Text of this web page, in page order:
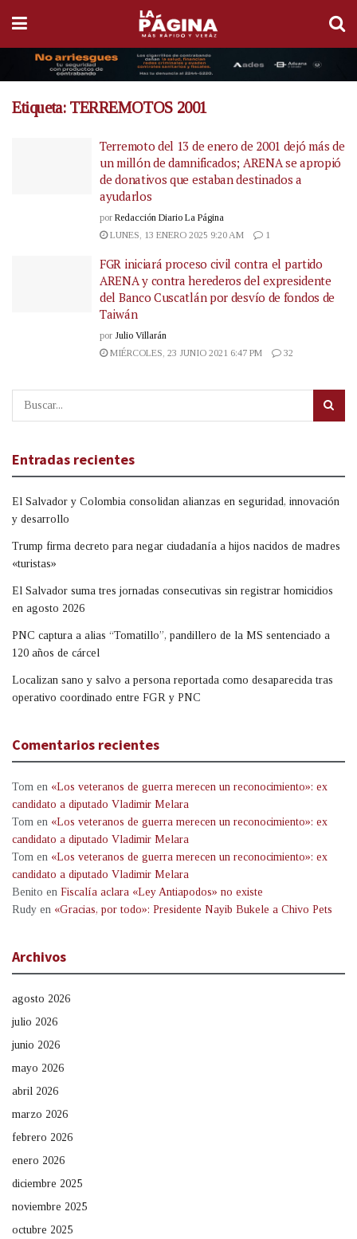
Etiqueta: TERREMOTOS 2001
Terremoto del 13 de enero de 2001 dejó más de
un millón de damnificados; ARENA se apropió
de donativos que estaban destinados a
ayudarlos
por Redacción Diario La Página
LUNES, 13 ENERO 2025 9:20 AM
1
FGR iniciará proceso civil contra el partido
ARENA y contra herederos del expresidente
del Banco Cuscatlán por desvío de fondos de
Taiwán
por Julio Villarán
MIÉRCOLES, 23 JUNIO 2021 6:47 PM
32
Entradas recientes
El Salvador y Colombia consolidan alianzas en seguridad, innovación
y desarrollo
Trump firma decreto para negar ciudadanía a hijos nacidos de madres
«turistas»
El Salvador suma tres jornadas consecutivas sin registrar homicidios
en agosto 2026
PNC captura a alias “Tomatillo”, pandillero de la MS sentenciado a
120 años de cárcel
Localizan sano y salvo a persona reportada como desaparecida tras
operativo coordinado entre FGR y PNC
Comentarios recientes
Tom en «Los veteranos de guerra merecen un reconocimiento»: ex
candidato a diputado Vladimir Melara
Tom en «Los veteranos de guerra merecen un reconocimiento»: ex
candidato a diputado Vladimir Melara
Tom en «Los veteranos de guerra merecen un reconocimiento»: ex
candidato a diputado Vladimir Melara
Benito en Fiscalía aclara «Ley Antiapodos» no existe
Rudy en «Gracias, por todo»: Presidente Nayib Bukele a Chivo Pets
Archivos
agosto 2026
julio 2026
junio 2026
mayo 2026
abril 2026
marzo 2026
febrero 2026
enero 2026
diciembre 2025
noviembre 2025
octubre 2025